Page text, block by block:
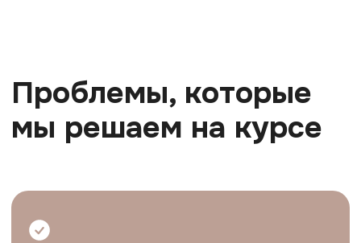
Для кого:начинающие психологи, которые
хотят получить уверенность в работе
с клиентами, справляться со сложными
ситуациями и наработать часы практики,